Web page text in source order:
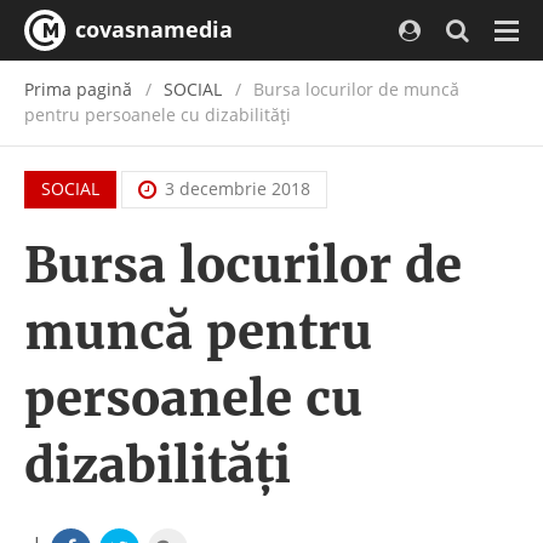
covasnamedia
Prima pagină SOCIAL
Bursa locurilor de muncă
pentru persoanele cu dizabilităţi
SOCIAL 3 decembrie 2018
Bursa locurilor de
muncă pentru
persoanele cu
dizabilităţi